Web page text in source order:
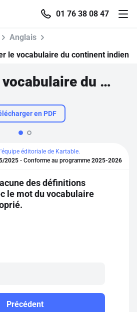
01 76 38 08 47
gratuitement
Anglais
le vocabulaire du continent indien
Retrouver le vocabulaire du continent indien
en PDF
l'équipe éditoriale de Kartable.
2025 - Conforme au programme 2025-2026
des définitions
le mot du vocabulaire
Précédent